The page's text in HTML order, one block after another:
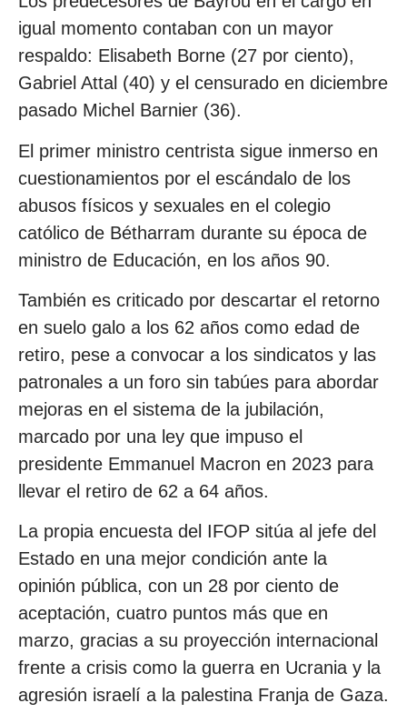
igual momento contaban con un mayor
respaldo: Elisabeth Borne (27 por ciento),
Gabriel Attal (40) y el censurado en diciembre
pasado Michel Barnier (36).
El primer ministro centrista sigue inmerso en
cuestionamientos por el escándalo de los
abusos físicos y sexuales en el colegio
católico de Bétharram durante su época de
ministro de Educación, en los años 90.
También es criticado por descartar el retorno
en suelo galo a los 62 años como edad de
retiro, pese a convocar a los sindicatos y las
patronales a un foro sin tabúes para abordar
mejoras en el sistema de la jubilación,
marcado por una ley que impuso el
presidente Emmanuel Macron en 2023 para
llevar el retiro de 62 a 64 años.
La propia encuesta del IFOP sitúa al jefe del
Estado en una mejor condición ante la
opinión pública, con un 28 por ciento de
aceptación, cuatro puntos más que en
marzo, gracias a su proyección internacional
frente a crisis como la guerra en Ucrania y la
agresión israelí a la palestina Franja de Gaza.